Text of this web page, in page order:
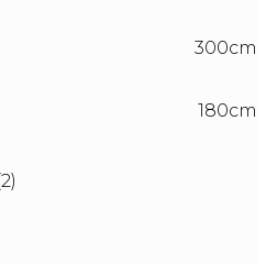
300cm
180cm